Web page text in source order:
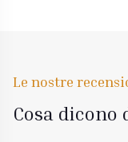
Le nostre
Cosa